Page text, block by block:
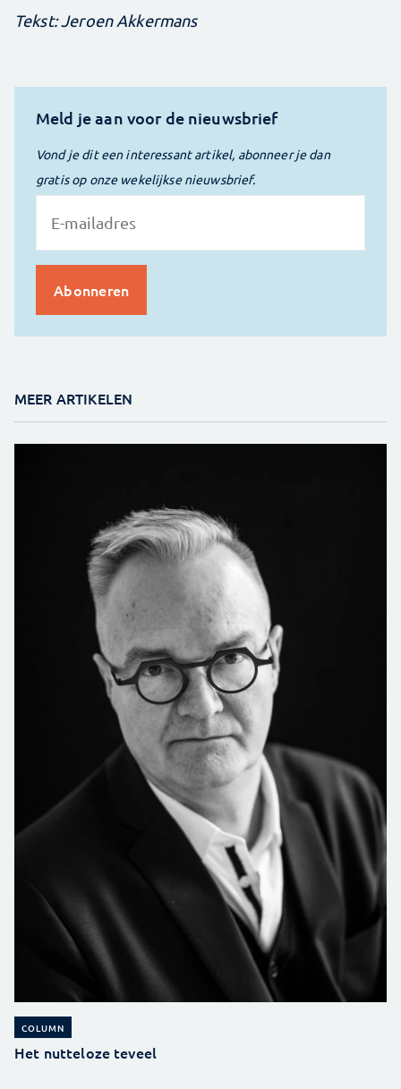
Tekst: Jeroen Akkermans
Meld je aan voor de nieuwsbrief
Vond je dit een interessant artikel, abonneer je dan
gratis op onze wekelijkse nieuwsbrief.
MEER ARTIKELEN
COLUMN
Het nutteloze teveel